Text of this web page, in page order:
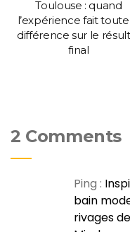
Toulouse : quand
l’expérience fait
différence sur le
final
2 Comments
Ping :
bain
rivages